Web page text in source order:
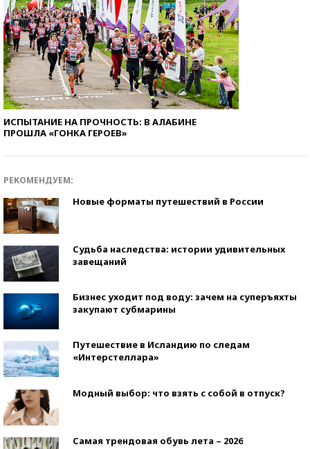
ИСПЫТАНИЕ НА ПРОЧНОСТЬ: В АЛАБИНЕ
ПРОШЛА «ГОНКА ГЕРОЕВ»
РЕКОМЕНДУЕМ:
Новые форматы путешествий в России
Судьба наследства: истории удивительных
завещаний
Бизнес уходит под воду: зачем на суперъяхты
закупают субмарины
Путешествие в Исландию по следам
«Интерстеллара»
Модный выбор: что взять с собой в отпуск?
Самая трендовая обувь лета – 2026